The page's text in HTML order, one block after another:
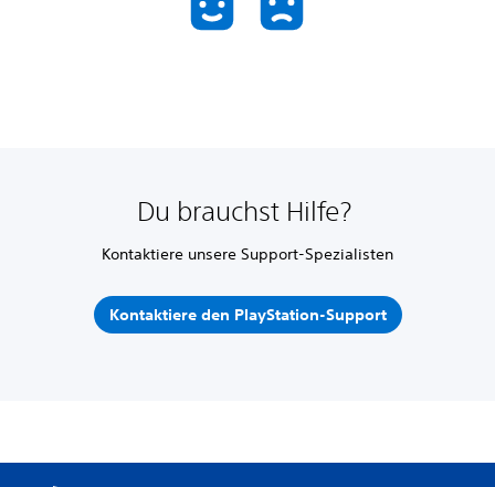
Du brauchst Hilfe?
Kontaktiere unsere Support-Spezialisten
Kontaktiere den PlayStation-Support